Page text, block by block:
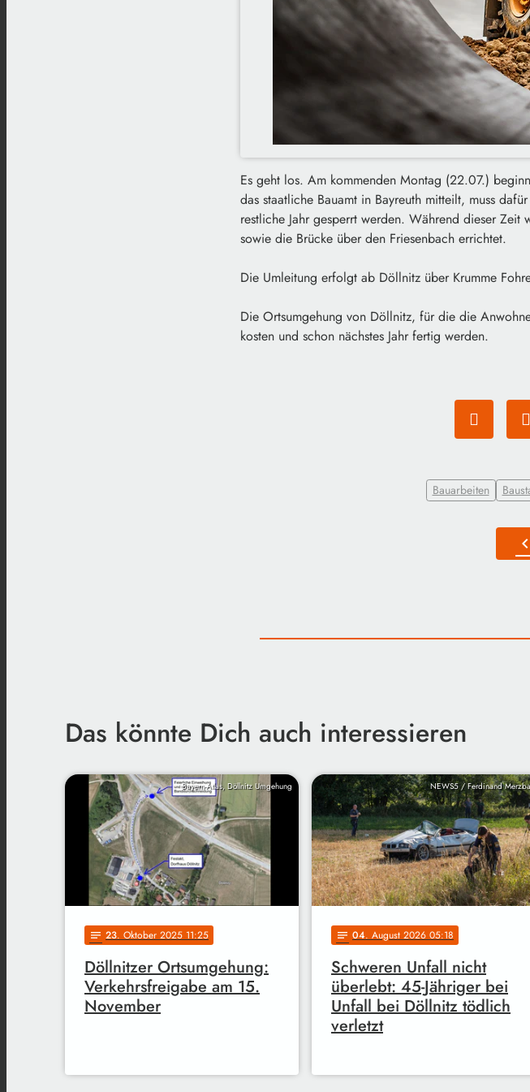
Es geht los. Am kommenden Montag (22.07.)
das staatliche Bauamt in Bayreuth mitteilt, muss
restliche Jahr gesperrt werden. Während dieser Zeit
sowie die Brücke über den Friesenbach errichtet.
Die Umleitung erfolgt ab Döllnitz über Krumme
Die Ortsumgehung von Döllnitz, für die die
kosten und schon nächstes Jahr fertig werden.
Bauarbeiten
chevron_left
Das könnte Dich auch interessieren
Bayern-Atlas, Döllnitz Umgehung
notes 23. Oktober 2025 11:25
Döllnitzer Ortsumgehung:
Verkehrsfreigabe am 15.
November
NEWS5 / Ferdinand
notes 04. August 2026 05:18
Schweren Unfall nicht
überlebt: 45-Jähriger bei
Unfall bei Döllnitz tödlich
verletzt